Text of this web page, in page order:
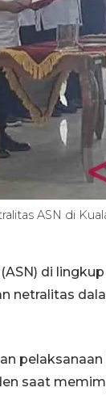
ASN di
di
netralitas
saat